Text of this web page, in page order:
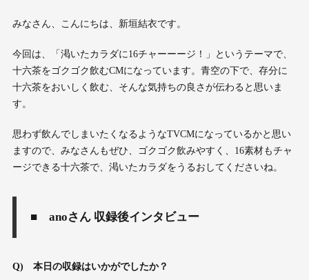
みなさん、こんにちは、新垣結衣です。
今回は、「渇いたカラダに16チャーーージ！」というテーマで、
十六茶をゴクゴク飲むCMになっています。青空の下で、存分に
十六茶をおいしく飲む、そんな気持ちの良さが伝わると思いま
す。
思わず飲んでしまいたくなるようなTVCMになっているかと思い
ますので、みなさんもぜひ、ゴクゴク飲みやすく、16素材もチャ
ージできる十六茶で、渇いたカラダをうるおしてくださいね。
■ anoさん 収録後インタビュー
Q) 本日の収録はいかがでしたか？